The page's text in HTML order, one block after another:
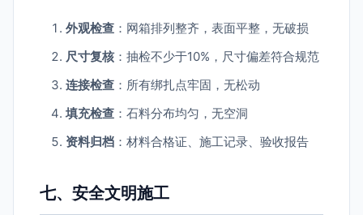
外观检查 ：网箱排列整齐，表面平整，无破损
尺寸复核：抽检不少于10%，尺寸偏差符合规范
连接检查 ：所有绑扎点牢固，无松动
填充检查 ：石料分布均匀，无空洞
资料归档 ：材料合格证、施工记录、验收报告
七、安全文明施工